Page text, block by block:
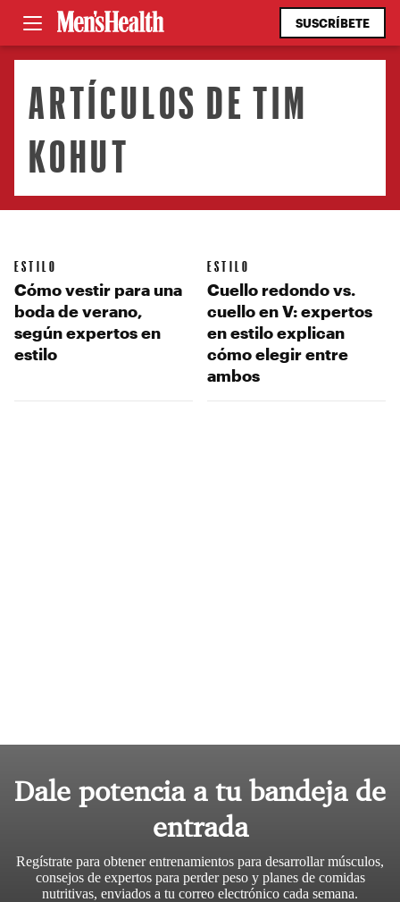
SUSCRÍBETE
ARTÍCULOS DE TIM
KOHUT
ESTILO
Cómo vestir para una
boda de verano,
según expertos en
estilo
ESTILO
Cuello redondo vs.
cuello en V: expertos
en estilo explican
cómo elegir entre
ambos
Dale potencia a tu bandeja de
entrada
Regístrate para obtener entrenamientos para desarrollar músculos,
consejos de expertos para perder peso y planes de comidas
nutritivas, enviados a tu correo electrónico cada semana.